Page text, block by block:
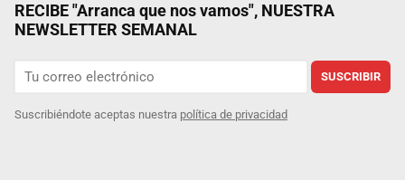
RECIBE "Arranca que nos vamos", NUESTRA
NEWSLETTER SEMANAL
SUSCRIBIR
Suscribiéndote aceptas nuestra política de privacidad